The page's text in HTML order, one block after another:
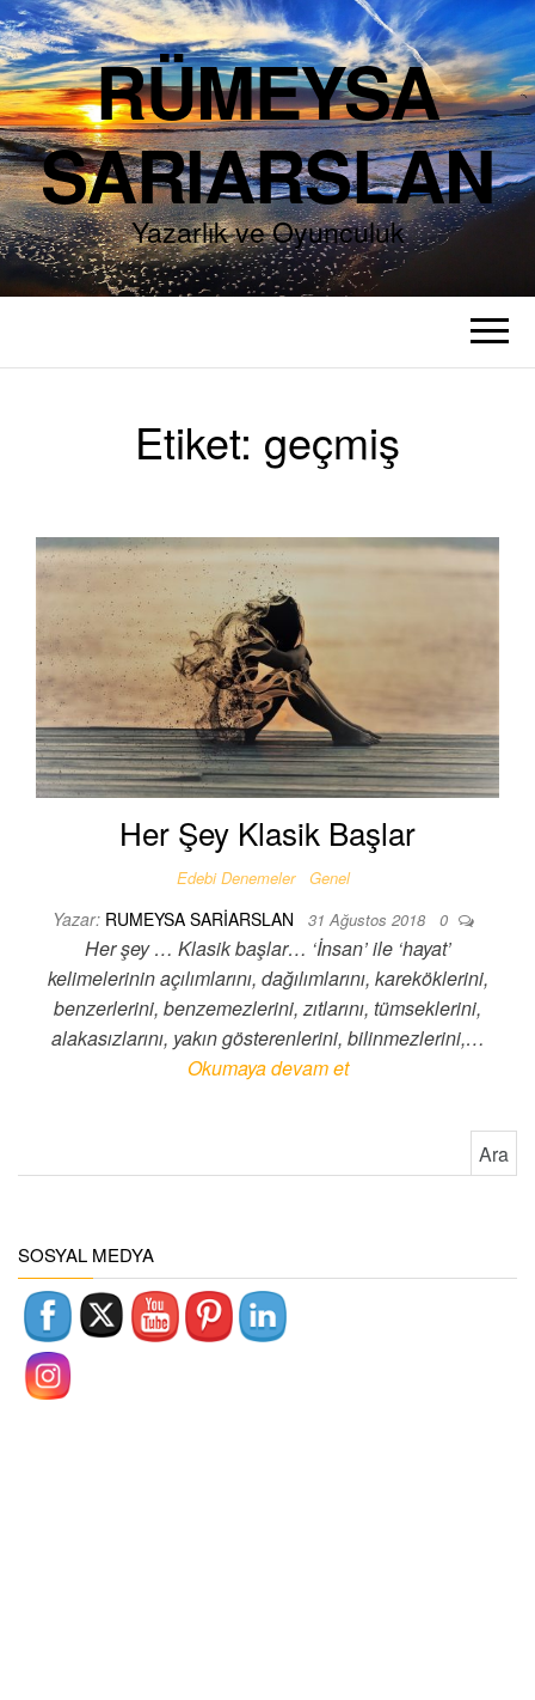
RÜMEYSA
SARIARSLAN
Yazarlık ve Oyunculuk
Etiket: geçmiş
Her Şey Klasik Başlar
Edebi Denemeler Genel
Yazar: RUMEYSA SARIARSLAN 31 Ağustos 2018 0
Her şey … Klasik başlar… ‘İnsan’ ile ‘hayat’
kelimelerinin açılımlarını, dağılımlarını, kareköklerini,
benzerlerini, benzemezlerini, zıtlarını, tümseklerini,
alakasızlarını, yakın gösterenlerini, bilinmezlerini,…
Okumaya devam et
SOSYAL MEDYA